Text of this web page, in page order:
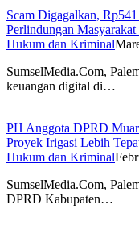
Scam Digagalkan,
Perlindungan Masyarakat
Hukum dan Kriminal
SumselMedia.Com,
keuangan digital di…
PH Anggota DPRD
Proyek Irigasi Lebih
Hukum dan Kriminal
SumselMedia.Com,
DPRD Kabupaten…